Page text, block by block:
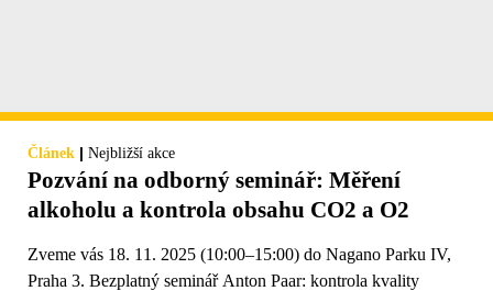
Článek | Nejbližší akce
Pozvání na odborný seminář: Měření
alkoholu a kontrola obsahu CO2 a O2
Zveme vás 18. 11. 2025 (10:00–15:00) do Nagano Parku IV,
Praha 3. Bezplatný seminář Anton Paar: kontrola kvality